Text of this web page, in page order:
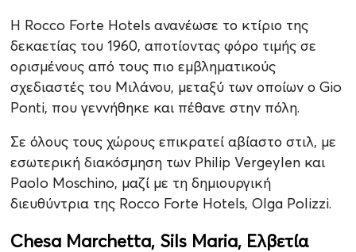
Η Rocco Forte Hotels ανανέωσε το κτίριο της
δεκαετίας του 1960, αποτίοντας φόρο τιμής σε
ορισμένους από τους πιο εμβληματικούς
σχεδιαστές του Μιλάνου, μεταξύ των οποίων ο Gio
Ponti, που γεννήθηκε και πέθανε στην πόλη.
Σε όλους τους χώρους επικρατεί αβίαστο στιλ, με
εσωτερική διακόσμηση των Philip Vergeylen και
Paolo Moschino, μαζί με τη δημιουργική
διευθύντρια της Rocco Forte Hotels, Olga Polizzi.
Chesa Marchetta, Sils Maria, Ελβετία